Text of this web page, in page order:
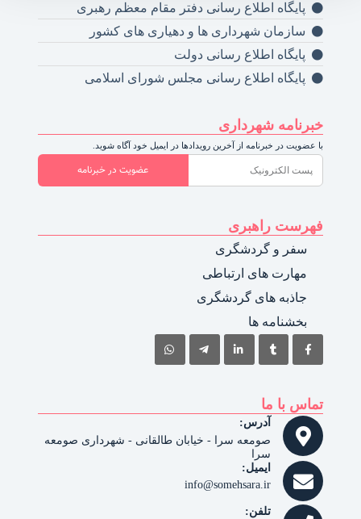
پایگاه اطلاع رسانی دفتر مقام معظم رهبری
سازمان شهرداری ها و دهیاری های کشور
پایگاه اطلاع رسانی دولت
پایگاه اطلاع رسانی مجلس شورای اسلامی
خبرنامه شهرداری
با عضویت در خبرنامه از آخرین رویدادها در ایمیل خود آگاه شوید.
عضویت در خبرنامه
فهرست راهبری
سفر و گردشگری
مهارت های ارتباطی
جاذبه های گردشگری
بخشنامه ها
تماس با ما
آدرس:
صومعه سرا - خیابان طالقانی - شهرداری صومعه
سرا
ایمیل:
info@somehsara.ir
تلفن: